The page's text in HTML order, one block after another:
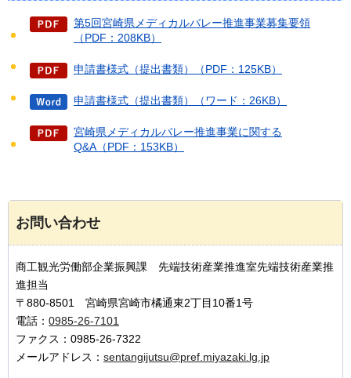
第5回宮崎県メディカルバレー推進事業募集要領
（PDF：208KB）
申請書様式（提出書類）（PDF：125KB）
申請書様式（提出書類）（ワード：26KB）
宮崎県メディカルバレー推進事業に関する
Q&A（PDF：153KB）
お問い合わせ
商工観光労働部企業振興課 先端技術産業推進室先端技術産業推
進担当
〒880-8501 宮崎県宮崎市橘通東2丁目10番1号
電話： 0985-26-7101
ファクス：0985-26-7322
メールアドレス： sentangijutsu@pref.miyazaki.lg.jp